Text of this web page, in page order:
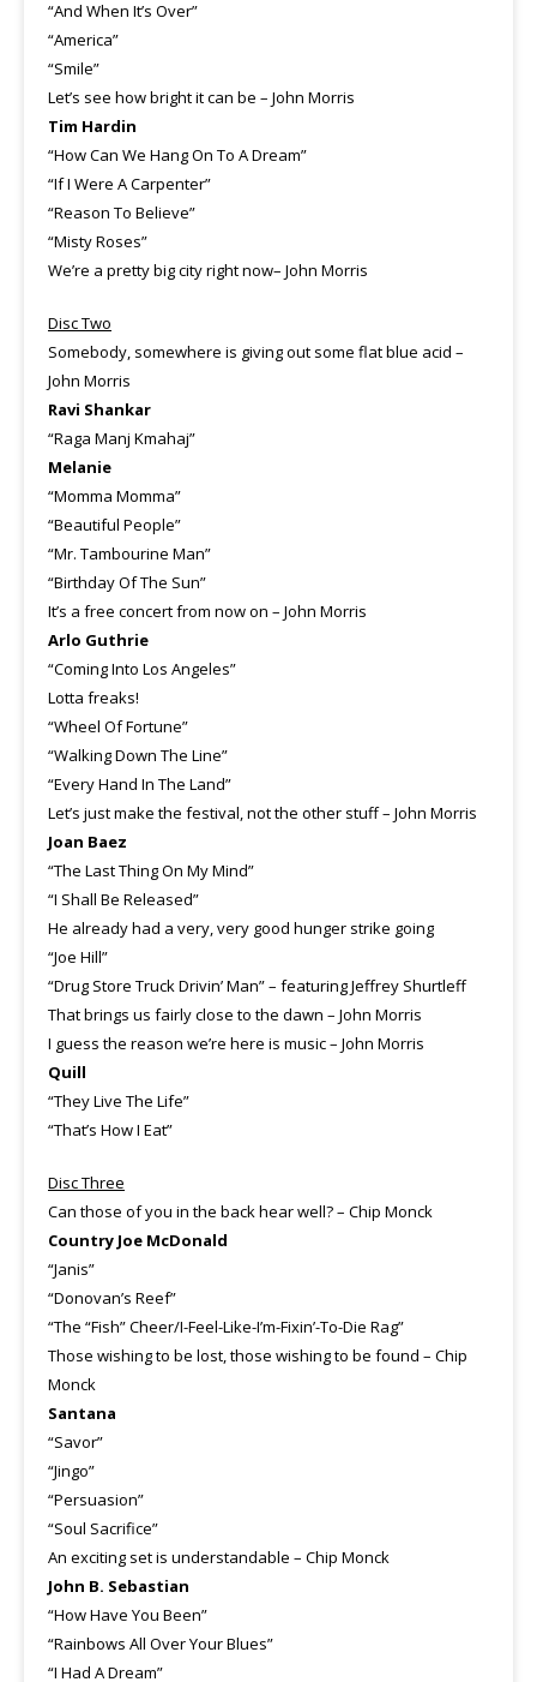
“And When It’s Over”
“America”
“Smile”
Let’s see how bright it can be – John Morris
Tim Hardin
“How Can We Hang On To A Dream”
“If I Were A Carpenter”
“Reason To Believe”
“Misty Roses”
We’re a pretty big city right now– John Morris
Disc Two
Somebody, somewhere is giving out some flat blue acid –
John Morris
Ravi Shankar
“Raga Manj Kmahaj”
Melanie
“Momma Momma”
“Beautiful People”
“Mr. Tambourine Man”
“Birthday Of The Sun”
It’s a free concert from now on – John Morris
Arlo Guthrie
“Coming Into Los Angeles”
Lotta freaks!
“Wheel Of Fortune”
“Walking Down The Line”
“Every Hand In The Land”
Let’s just make the festival, not the other stuff – John Morris
Joan Baez
“The Last Thing On My Mind”
“I Shall Be Released”
He already had a very, very good hunger strike going
“Joe Hill”
“Drug Store Truck Drivin’ Man” – featuring Jeffrey Shurtleff
That brings us fairly close to the dawn – John Morris
I guess the reason we’re here is music – John Morris
Quill
“They Live The Life”
“That’s How I Eat”
Disc Three
Can those of you in the back hear well? – Chip Monck
Country Joe McDonald
“Janis”
“Donovan’s Reef”
“The “Fish” Cheer/I-Feel-Like-I’m-Fixin’-To-Die Rag”
Those wishing to be lost, those wishing to be found – Chip
Monck
Santana
“Savor”
“Jingo”
“Persuasion”
“Soul Sacrifice”
An exciting set is understandable – Chip Monck
John B. Sebastian
“How Have You Been”
“Rainbows All Over Your Blues”
“I Had A Dream”